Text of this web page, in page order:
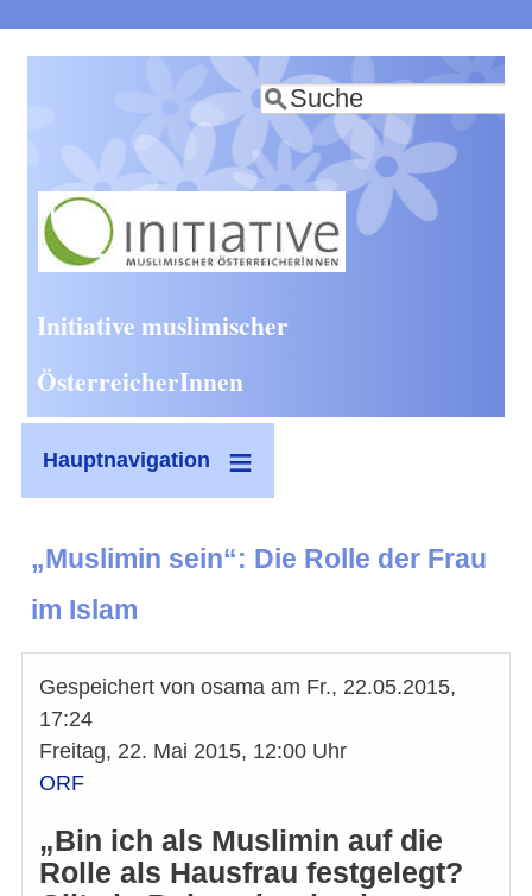
zum
Inhalt
Suche
Initiative muslimischer
ÖsterreicherInnen
Hauptnavigation
„Muslimin sein“: Die Rolle der Frau
im Islam
Gespeichert von osama am Fr., 22.05.2015,
17:24
Freitag, 22. Mai 2015, 12:00 Uhr
ORF
„Bin ich als Muslimin auf die
Rolle als Hausfrau festgelegt?